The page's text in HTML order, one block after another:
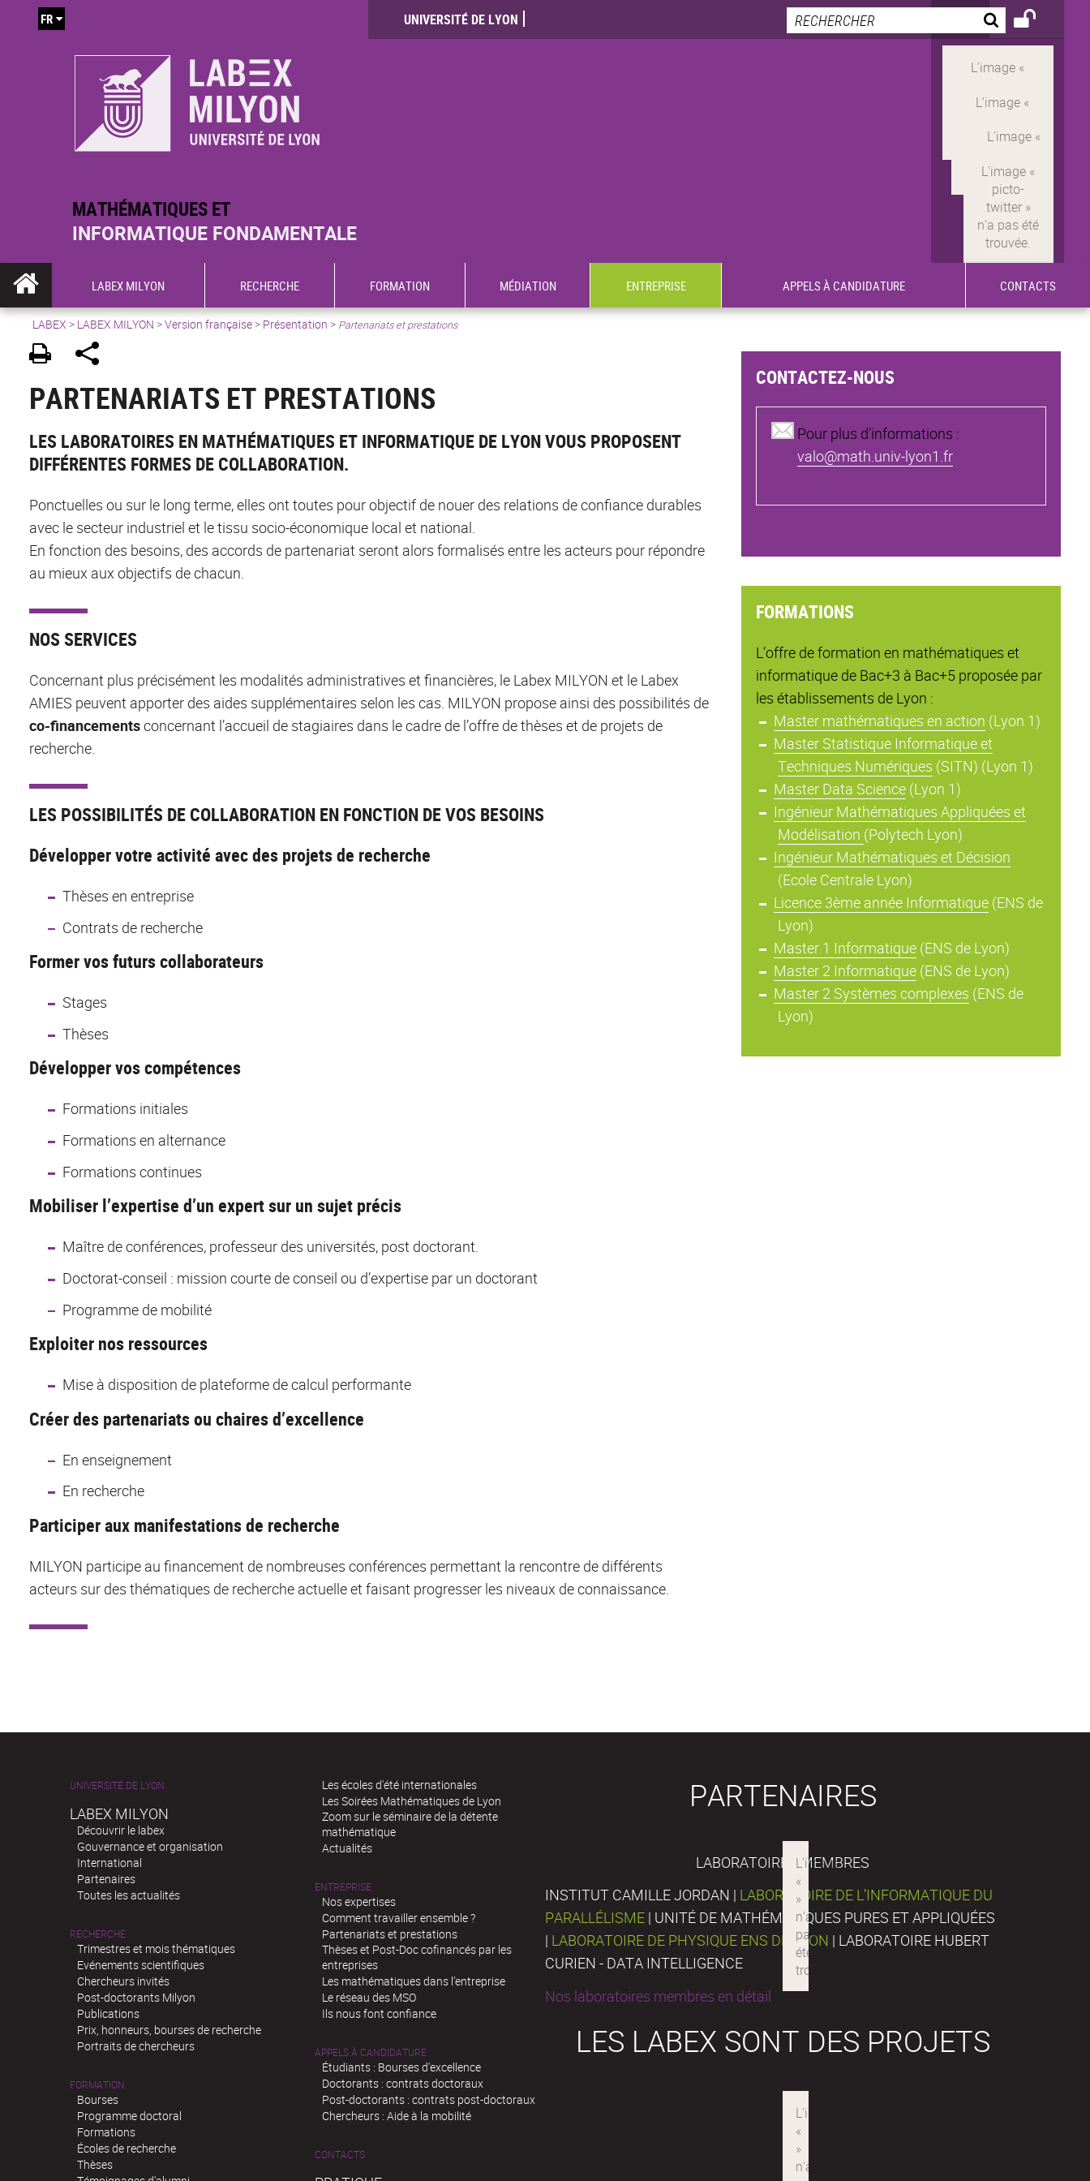
MATHÉMATIQUES ET
INFORMATIQUE FONDAMENTALE
UNIVERSITÉ DE LYON
FR
LABEX MILYON RECHERCHE FORMATION MÉDIATION ENTREPRISE APPELS À CANDIDATURE CONTACTS
LABEX > LABEX MILYON >Version française> Présentation > Partenariats et prestations
PARTENARIATS ET PRESTATIONS
LES LABORATOIRES EN MATHÉMATIQUES ET INFORMATIQUE DE LYON VOUS PROPOSENT
DIFFÉRENTES FORMES DE COLLABORATION.
Ponctuelles ou sur le long terme, elles ont toutes pour objectif de nouer des relations de confiance durables
avec le secteur industriel et le tissu socio-économique local et national.
En fonction des besoins, des accords de partenariat seront alors formalisés entre les acteurs pour répondre
au mieux aux objectifs de chacun.
NOS SERVICES
Concernant plus précisément les modalités administratives et financières, le Labex MILYON et le Labex
AMIES peuvent apporter des aides supplémentaires selon les cas. MILYON propose ainsi des possibilités de
co-financementsconcernant l’accueil de stagiaires dans le cadre de l’offre de thèses et de projets de
recherche.
LES POSSIBILITÉS DE COLLABORATION EN FONCTION DE VOS BESOINS
Développer votre activité avec des projets de recherche
Thèses en entreprise
Contrats de recherche
Former vos futurs collaborateurs
Stages
Thèses
Développer vos compétences
Formations initiales
Formations en alternance
Formations continues
Mobiliser l’expertise d’un expert sur un sujet précis
Maître de conférences, professeur des universités, post doctorant.
Doctorat-conseil : mission courte de conseil ou d’expertise par un doctorant
Programme de mobilité
Exploiter nos ressources
Mise à disposition de plateforme de calcul performante
Créer des partenariats ou chaires d’excellence
En enseignement
En recherche
Participer aux manifestations de recherche
MILYON participe au financement de nombreuses conférences permettant la rencontre de différents
acteurs sur des thématiques de recherche actuelle et faisant progresser les niveaux de connaissance.
CONTACTEZ-NOUS
Pour plus d’informations :
valo@math.univ-lyon1.fr
FORMATIONS
L’offre de formation en mathématiques et
informatique de Bac+3 à Bac+5 proposée par
les établissements de Lyon :
Master mathématiques en action (Lyon 1)
Master Statistique Informatique et
Techniques Numériques (SITN) (Lyon 1)
Master Data Science (Lyon 1)
Ingénieur Mathématiques Appliquées et
Modélisation (Polytech Lyon)
Ingénieur Mathématiques et Décision
(Ecole Centrale Lyon)
Licence 3ème année Informatique (ENS de
Lyon)
Master 1 Informatique (ENS de Lyon)
Master 2 Informatique (ENS de Lyon)
Master 2 Systèmes complexes (ENS de
Lyon)
UNIVERSITÉ DE LYON
LABEX MILYON
Découvrir le labex
Gouvernance et organisation
International
Partenaires
Toutes les actualités
RECHERCHE
Trimestres et mois thématiques
Evénements scientifiques
Chercheurs invités
Post-doctorants Milyon
Publications
Prix, honneurs, bourses de recherche
Portraits de chercheurs
FORMATION
Bourses
Programme doctoral
Formations
Écoles de recherche
Thèses
Les écoles d'été internationales
Les Soirées Mathématiques de Lyon
Zoom sur le séminaire de la détente
mathématique
Actualités
ENTREPRISE
Nos expertises
Comment travailler ensemble ?
Partenariats et prestations
Thèses et Post-Doc cofinancés par les
entreprises
Les mathématiques dans l’entreprise
Le réseau des MSO
Ils nous font confiance
APPELS À CANDIDATURE
Étudiants : Bourses d'excellence
Doctorants : contrats doctoraux
Post-doctorants : contrats post-doctoraux
Chercheurs : Aide à la mobilité
CONTACTS
PARTENAIRES
LABORATOIRES MEMBRES
INSTITUT CAMILLE JORDAN | LABORATOIRE DE L’INFORMATIQUE DU
PARALLÉLISME | UNITÉ DE MATHÉMATIQUES PURES ET APPLIQUÉES
| LABORATOIRE DE PHYSIQUE ENS DE LYON | LABORATOIRE HUBERT
CURIEN - DATA INTELLIGENCE
Nos laboratoires membres en détail
LES LABEX SONT DES PROJETS